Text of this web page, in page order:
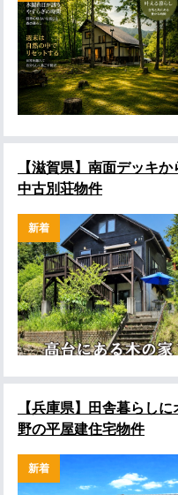
【滋賀県】南面デッキ
中古別荘物件
新着
【兵庫県】田舎暮らし
野の平屋建住宅物件
新着